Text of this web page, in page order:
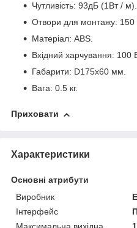
Чутливість: 93дБ (1Вт / м).
Отвори для монтажу:
Матеріал: ABS.
Вхідний харчування: 100
Габарити: D175x60 мм.
Вага: 0.5 кг.
Приховати
Характеристики
Основні атрибути
Виробник
Інтерфейс
Максимальна вихідна